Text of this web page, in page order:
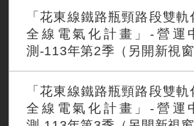
「花東線鐵路瓶頸路段雙軌
全線電氣化計畫」-營運
測-113年第2季（另開新視窗
「花東線鐵路瓶頸路段雙軌
全線電氣化計畫」-營運